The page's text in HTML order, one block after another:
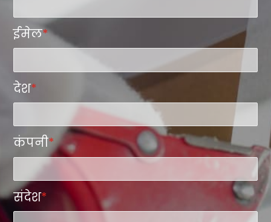
ईमेल*
देश*
कंपनी*
संदेश*